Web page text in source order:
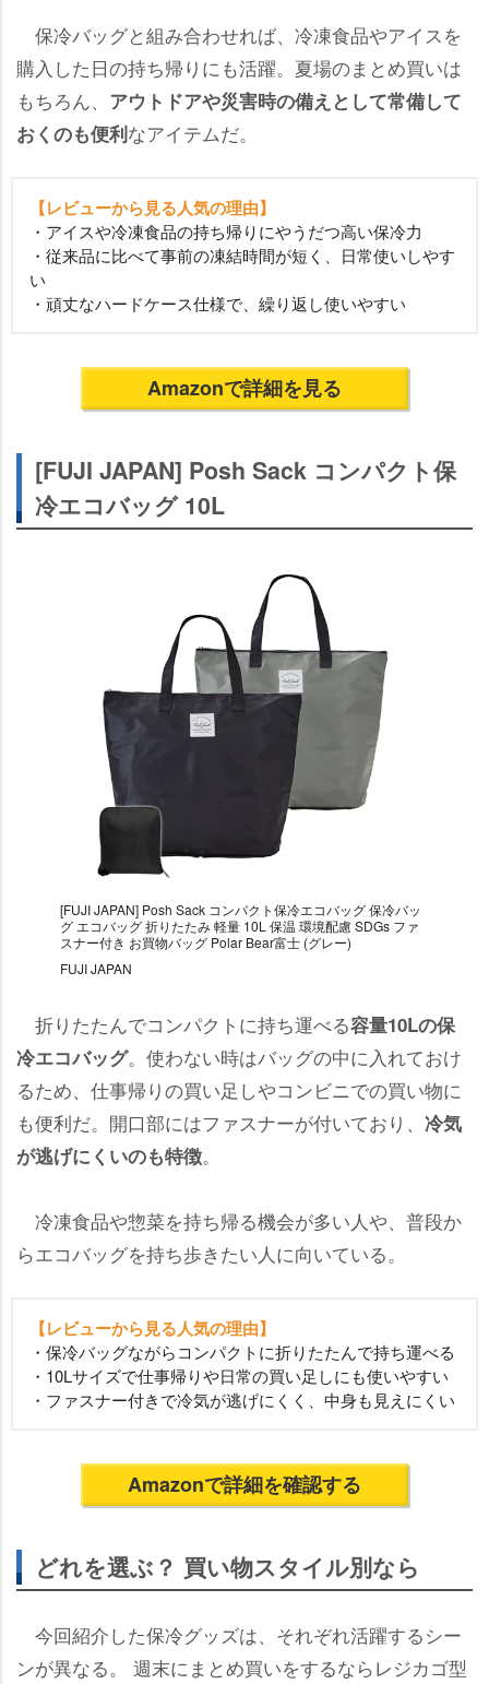
保冷バッグと組み合わせれば、冷凍食品やアイスを
購入した日の持ち帰りにも活躍。夏場のまとめ買いは
もちろん、 アウトドアや災害時の備えとして常備して
おくのも便利なアイテムだ。
【レビューから見る人気の理由】
・アイスや冷凍食品の持ち帰りにやうだつ高い保冷力
・従来品に比べて事前の凍結時間が短く、日常使いしやす
い
・頑丈なハードケース仕様で、繰り返し使いやすい
Amazonで詳細を見る
[FUJI JAPAN] Posh Sack コンパクト保
冷エコバッグ 10L
[FUJI JAPAN] Posh Sack コンパクト保冷エコバッグ 保冷バッ
グ エコバッグ 折りたたみ 軽量 10L 保温 環境配慮 SDGs ファ
スナー付き お買物バッグ Polar Bear富士 (グレー)
FUJI JAPAN
折りたたんでコンパクトに持ち運べる容量10Lの保
冷エコバッグ。使わない時はバッグの中に入れておけ
るため、仕事帰りの買い足しやコンビニでの買い物に
も便利だ。開口部にはファスナーが付いており、 冷気
が逃げにくいのも特徴。
冷凍食品や惣菜を持ち帰る機会が多い人や、普段か
らエコバッグを持ち歩きたい人に向いている。
【レビューから見る人気の理由】
・保冷バッグながらコンパクトに折りたたんで持ち運べる
・10Lサイズで仕事帰りや日常の買い足しにも使いやすい
・ファスナー付きで冷気が逃げにくく、中身も見えにくい
Amazonで詳細を確認する
どれを選ぶ？ 買い物スタイル別なら
今回紹介した保冷グッズは、それぞれ活躍するシー
ンが異なる。 週末にまとめ買いをするならレジカゴ型